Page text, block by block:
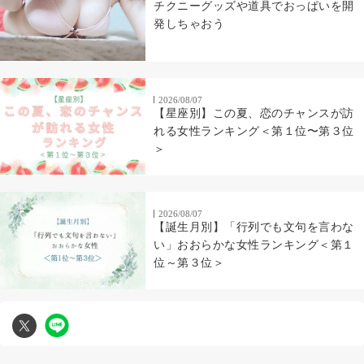
チクニーグッズや道具でおっぱいを開
発しちゃおう
2026/08/07
【星座別】この夏、恋のチャンスが訪
れる女性ランキング＜第１位〜第３位
＞
2026/08/07
【誕生月別】「行列でも文句を言わな
い」おおらかな女性ランキング＜第１
位～第３位＞